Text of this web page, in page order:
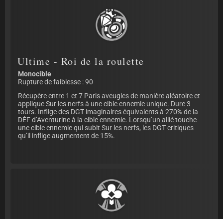
Ultime - Roi de la roulette
Monocible
Rupture de faiblesse : 90
Récupère entre 1 et 7 Paris aveugles de manière aléatoire et
applique Sur les nerfs à une cible ennemie unique. Dure 3
tours. Inflige des DGT imaginaires équivalents à 270% de la
DÉF d’Aventurine à la cible ennemie. Lorsqu’un allié touche
une cible ennemie qui subit Sur les nerfs, les DGT critiques
qu’il inflige augmentent de 15%.